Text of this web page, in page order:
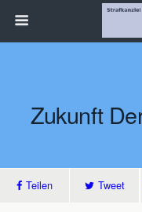
Zukunft
Teilen Tweet